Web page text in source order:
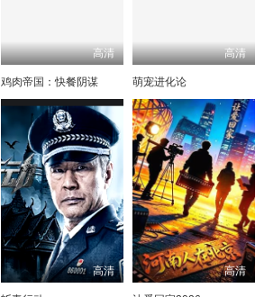
高清
鸡肉帝国：快餐阴谋
高清
萌宠进化论
高清 高清